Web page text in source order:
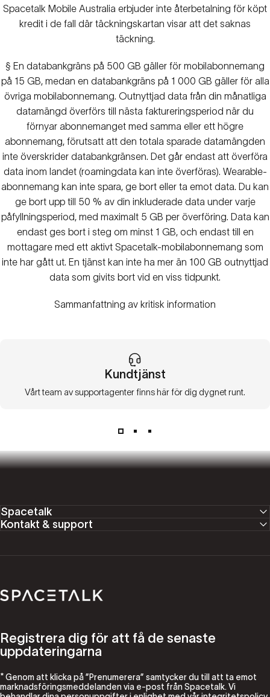
Spacetalk Mobile Australia erbjuder inte återbetalning för köpt
kredit i de fall där täckningskartan visar att det saknas
täckning.
§ En databankgräns på 500 GB gäller för mobilabonnemang
på 15 GB, medan en databankgräns på 1 000 GB gäller för alla
övriga mobilabonnemang. Outnyttjad data från din månatliga
datamängd överförs till nästa faktureringsperiod när du
förnyar abonnemanget med samma eller ett högre
abonnemang, förutsatt att den totala sparade datamängden
inte överskrider databankgränsen. Det går endast att överföra
data inom landet (roamingdata kan inte överföras). Wearable-
abonnemang kan inte spara, ge bort eller ta emot data. Du kan
ge bort upp till 50 % av din inkluderade data under varje
påfyllningsperiod, med maximalt 5 GB per överföring. Data kan
endast ges bort i steg om minst 1 GB, och endast till en
mottagare med ett aktivt Spacetalk-mobilabonnemang som
inte har gått ut. En tjänst kan inte ha mer än 100 GB outnyttjad
data som givits bort vid en viss tidpunkt.
Sammanfattning av kritisk information
Kundtjänst
Vårt team av supportagenter finns här för dig dygnet runt.
Spacetalk
Kontakt & support
Spacetalk
Registrera dig för att få de senaste
uppdateringarna
* Genom att klicka på ”Prenumerera” samtycker du till att ta emot
marknadsföringsmeddelanden via e-post från Spacetalk. Vi